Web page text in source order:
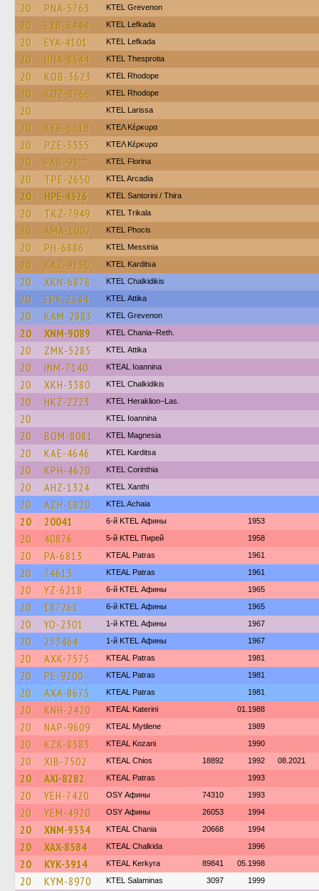
20 PNA-5763 ΚΤΕL Grevenon
20 EYB-6444 KTEL Lefkada
20 EYA-4101 KTEL Lefkada
20 HNA-8544 KTEL Thesprotia
20 KOB-3623 KTEL Rhodope
20 KOZ-8766 KTEL Rhodope
20 KTEL Larissa
20 KYB-6618 ΚΤΕΛ Κέρκυρα
20 PZE-3355 ΚΤΕΛ Κέρκυρα
20 PAB-98** KTEL Florina
20 TPE-2650 KTEL Arcadia
20 HPE-4326 KTEL Santorini / Thira
20 TKZ-7949 ΚΤΕL Τrikala
20 AMA-1007 ΚΤΕL Phocis
20 PH-6886 KTEL Messinia
20 KAZ-9150 ΚΤΕL Karditsa
20 XKN-6878 ΚΤΕL Chalkidikis
20 EPK-2244 KΤΕL Αttika
20 KAM-2883 ΚΤΕL Grevenon
20 XNM-9089 KTEL Chania–Reth.
20 ZMK-5285 KΤΕL Αttika
20 INM-7140 KTEAL Ioannina
20 XKH-3380 ΚΤΕL Chalkidikis
20 HKZ-2223 KTEL Heraklion–Las.
20 KTEL Ioannina
20 BOM-8081 ΚΤΕL Magnesia
20 KAE-4646 ΚΤΕL Karditsa
20 KPH-4620 KTEL Corinthia
20 AHZ-1324 KTEL Xanthi
20 AZH-1820 KTEL Achaia
20 20041 6-й KTEL Афины 1953
20 40876 5-й KTEL Пирей 1958
20 PA-6813 KTEAL Patras 1961
20 74613 KTEAL Patras 1961
20 YZ-6218 6-й KTEL Афины 1965
20 187261 6-й KTEL Афины 1965
20 YO-2301 1-й KTEL Афины 1967
20 253464 1-й KTEL Афины 1967
20 AXK-7575 KTEAL Patras 1981
20 PE-9200 KTEAL Patras 1981
20 AXA-8675 KTEAL Patras 1981
20 KNH-2420 KTEAL Katerini 01.1988
20 NAP-9609 KTEAL Mytilene 1989
20 KZK-8583 KTEAL Kozani 1990
20 XIB-7502 KTEAL Chios 18892 1992 08.2021
20 AXI-8282 KTEAL Patras 1993
20 YEH-7420 OSY Афины 74310 1993
20 YEM-4920 OSY Афины 26053 1994
20 XNM-9334 KTEAL Chania 20668 1994
20 XAX-8584 KTEAL Chalkida 1996
20 KYK-3914 KTEAL Kerkyra 89841 05.1998
20 KYM-8970 KTEL Salaminas 3097 1999